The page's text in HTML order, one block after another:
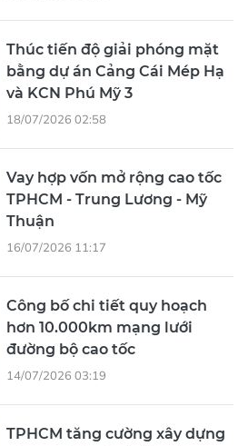
Thúc tiến độ giải phóng mặt
bằng dự án Cảng Cái Mép Hạ
và KCN Phú Mỹ 3
18/07/2026 02:58
Vay hợp vốn mở rộng cao tốc
TPHCM - Trung Lương - Mỹ
Thuận
16/07/2026 11:17
Công bố chi tiết quy hoạch
hơn 10.000km mạng lưới
đường bộ cao tốc
14/07/2026 03:19
TPHCM tăng cường xây dựng